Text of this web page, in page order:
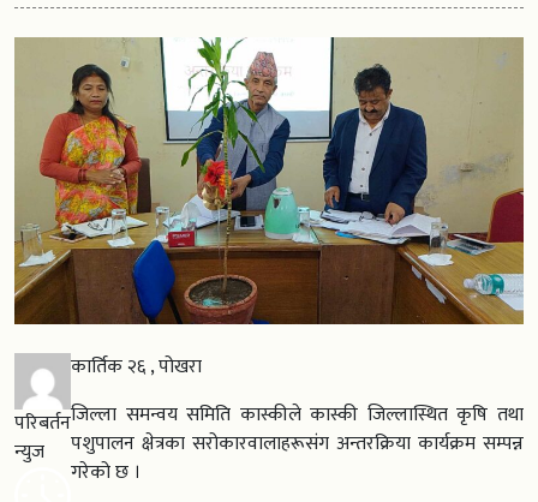
परिबर्तन
न्युज
कार्तिक २६ , पोखरा
जिल्ला समन्वय समिति कास्कीले कास्की जिल्लास्थित कृषि तथा
पशुपालन क्षेत्रका सरोकारवालाहरूसंग अन्तरक्रिया कार्यक्रम सम्पन्न
गरेको छ ।